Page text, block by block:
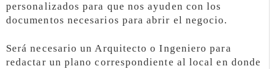
personalizados para que nos ayuden con los
documentos necesarios para abrir el negocio.
Será necesario un Arquitecto o Ingeniero para
redactar un plano correspondiente al local en donde